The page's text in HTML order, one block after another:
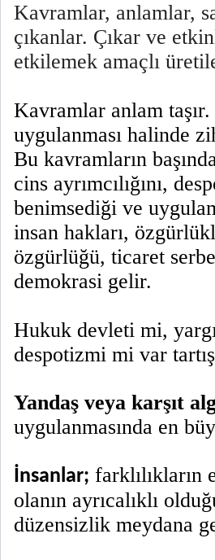
Kavramlar, anlamlar,
çıkanlar. Çıkar ve
etkilemek amaçlı
Kavramlar anlam taşır.
uygulanması halinde
Bu kavramların
cins ayrımcılığını,
benimsediği ve
insan hakları,
özgürlüğü, ticaret
demokrasi gelir.
Hukuk devleti mi,
despotizmi mi var
Yandaş veya karşıt
uygulanmasında en
İnsanlar;
olanın ayrıcalıklı
düzensizlik meydana